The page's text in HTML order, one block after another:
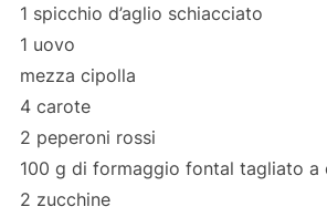
1 spicchio d’aglio schiacciato
1 uovo
mezza cipolla
4 carote
2 peperoni rossi
100 g di formaggio fontal tagliato a
2 zucchine